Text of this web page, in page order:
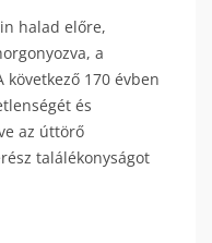
halad előre,
a
170 évben
és
az úttörő
találékonyságot